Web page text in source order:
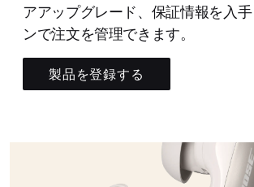
アアップグレード、保証情報を入
ンで注文を管理できます。
製品を登録する